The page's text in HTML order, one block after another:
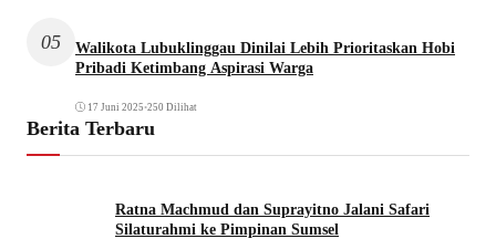
05
Walikota Lubuklinggau Dinilai Lebih Prioritaskan Hobi
Pribadi Ketimbang Aspirasi Warga
17 Juni 2025 •250 Dilihat
Berita Terbaru
Ratna Machmud dan Suprayitno Jalani Safari
Silaturahmi ke Pimpinan Sumsel